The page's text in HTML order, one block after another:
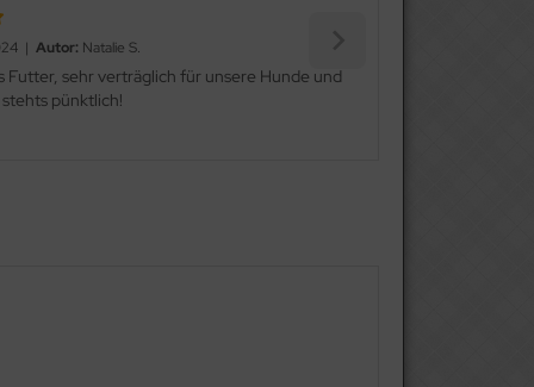
| Autor: Natalie S.
Futter, sehr verträglich für unsere Hunde und
pünktlich!